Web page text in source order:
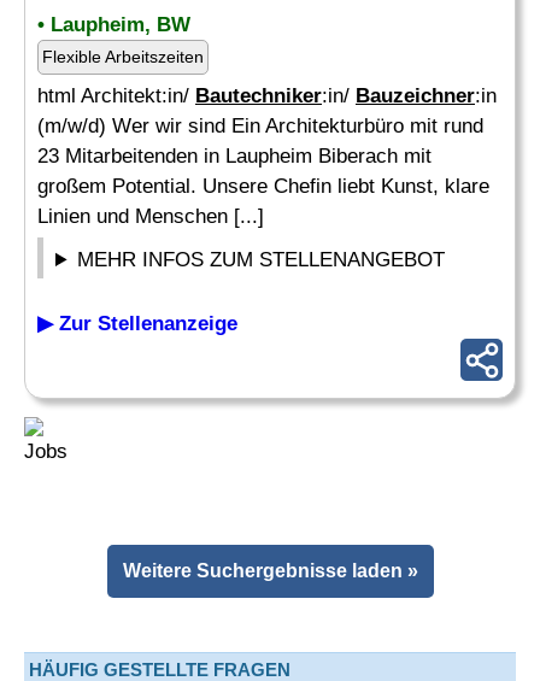
• Laupheim, BW
Flexible Arbeitszeiten
html Architekt:in/ Bautechniker:in/ Bauzeichner:in
(m/w/d) Wer wir sind Ein Architekturbüro mit rund
23 Mitarbeitenden in Laupheim Biberach mit
großem Potential. Unsere Chefin liebt Kunst, klare
Linien und Menschen [...]
MEHR INFOS ZUM STELLENANGEBOT
▶ Zur Stellenanzeige
Weitere Suchergebnisse laden »
HÄUFIG GESTELLTE FRAGEN